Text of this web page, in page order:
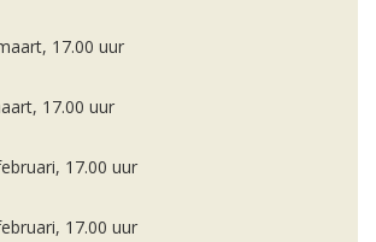
17.00 uur
17.00 uur
17.00 uur
17.00 uur